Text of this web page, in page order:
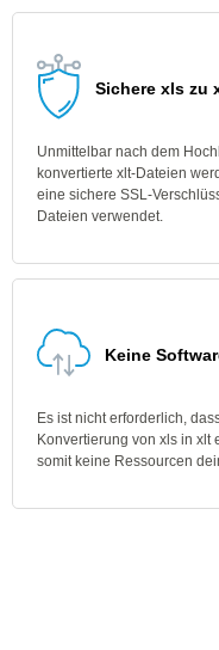
Sichere xls zu
Unmittelbar nach dem
konvertierte xlt-Dateien
eine sichere SSL-
Dateien verwendet.
Keine
Es ist nicht erforderlich,
Konvertierung von xls in xlt
somit keine Ressourcen